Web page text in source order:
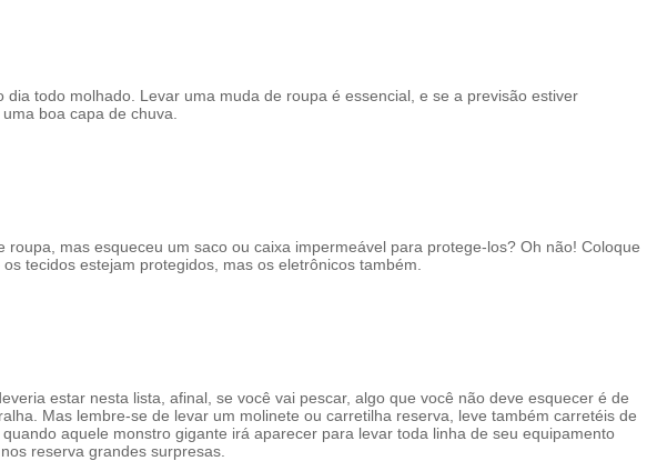
dia todo molhado. Levar uma muda de roupa é essencial, e se a previsão estiver
boa capa de chuva.
roupa, mas esqueceu um saco ou caixa impermeável para protege-los? Oh não! Coloque
tecidos estejam protegidos, mas os eletrônicos também.
estar nesta lista, afinal, se você vai pescar, algo que você não deve esquecer é de
Mas lembre-se de levar um molinete ou carretilha reserva, leve também carretéis de
aquele monstro gigante irá aparecer para levar toda linha de seu equipamento
reserva grandes surpresas.